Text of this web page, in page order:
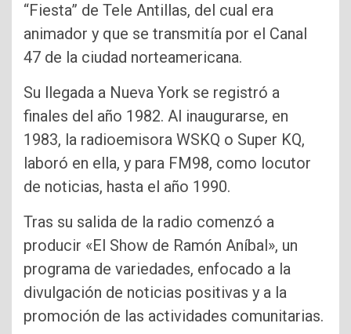
“Fiesta” de Tele Antillas, del cual era
animador y que se transmitía por el Canal
47 de la ciudad norteamericana.
Su llegada a Nueva York se registró a
finales del año 1982. Al inaugurarse, en
1983, la radioemisora WSKQ o Super KQ,
laboró en ella, y para FM98, como locutor
de noticias, hasta el año 1990.
Tras su salida de la radio comenzó a
producir «El Show de Ramón Aníbal», un
programa de variedades, enfocado a la
divulgación de noticias positivas y a la
promoción de las actividades comunitarias.